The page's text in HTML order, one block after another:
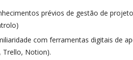
prévios de gestão de
com ferramentas digitais de
Trello, Notion).